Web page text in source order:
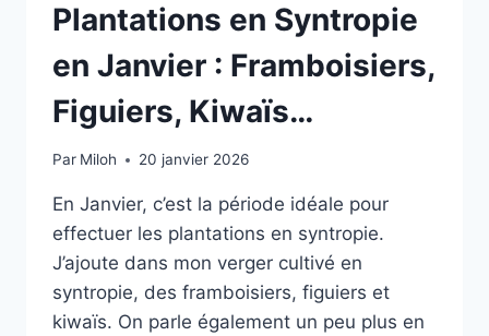
Plantations en Syntropie
en Janvier : Framboisiers,
Figuiers, Kiwaïs…
Par Miloh 20 janvier 2026
En Janvier, c’est la période idéale pour
effectuer les plantations en syntropie.
J’ajoute dans mon verger cultivé en
syntropie, des framboisiers, figuiers et
kiwaïs. On parle également un peu plus en